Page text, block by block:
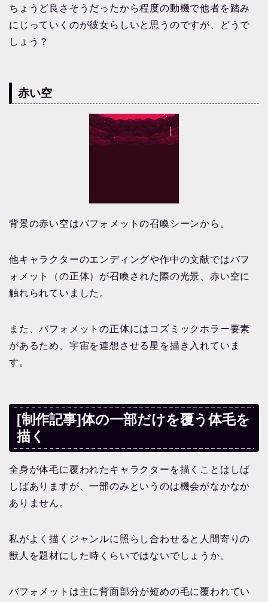
ちょうど良さそうだったから程度の動機で他者を踏み
にじっていくのが彼女らしいと思うのですが、どうで
しょう？
赤い空
背景の赤い空はバフォメットの召喚シーンから。
他キャラクターのエンディングや作中の文献ではバフ
ォメット（の正体）が召喚された際の光景、赤い空に
触れられていました。
また、バフォメットの正体にはコズミックホラー要素
があるため、宇宙を連想させる星を描き入れていま
す。
[制作記事]体の一部だけを覆う体毛を
描く
全身が体毛に覆われたキャラクターを描くことはしば
しばありますが、一部のみというのは機会がなかなか
ありません。
私がよく描くジャンルに照らし合わせると人間寄りの
獣人を題材にした時くらいではないでしょうか。
バフォメットは主に背面部分が短めの毛に覆われてい